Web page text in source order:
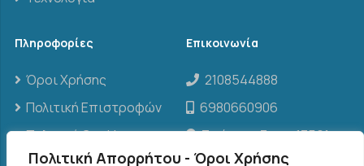
Πολιτική Απορρήτου - Όροι Χρήσης
Πληροφορίες
Όροι Χρήσης
Πολιτική Επιστροφών
Πολιτική Cookies
Επικοινωνία
2108544888
6980660906
Σπάρτης 3, τ.κ. 13561,
Άγιοι Ανάργυροι